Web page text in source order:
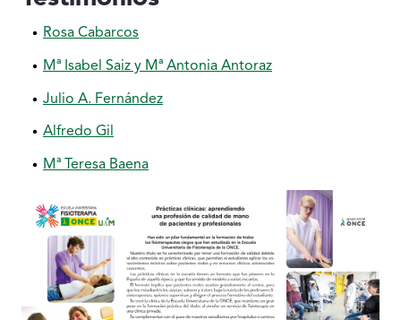
Rosa Cabarcos
Mª Isabel Saiz y Mª Antonia Antoraz
Julio A. Fernández
Alfredo Gil
Mª Teresa Baena